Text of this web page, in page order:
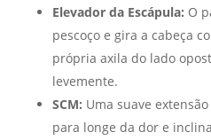
Elevador da Escápula: O
pescoço e gira a cabeça
própria axila do lado
levemente.
SCM: Uma suave
para longe da dor e